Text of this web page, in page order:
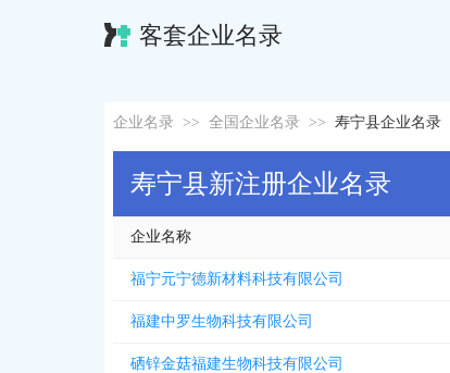
客套企业名录
企业名录 >> 全国企业名录 >> 寿宁县企业名录
寿宁县新注册企业名录
企业名称
福宁元宁德新材料科技有限公司
福建中罗生物科技有限公司
硒锌金菇福建生物科技有限公司